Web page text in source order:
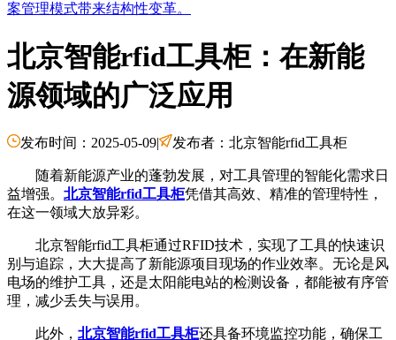
案管理模式带来结构性变革。
北京智能rfid工具柜：在新能
源领域的广泛应用
发布时间：2025-05-09| 发布者：北京智能rfid工具柜
随着新能源产业的蓬勃发展，对工具管理的智能化需求日
益增强。 北京智能rfid工具柜凭借其高效、精准的管理特性，
在这一领域大放异彩。
北京智能rfid工具柜通过RFID技术，实现了工具的快速识
别与追踪，大大提高了新能源项目现场的作业效率。无论是风
电场的维护工具，还是太阳能电站的检测设备，都能被有序管
理，减少丢失与误用。
此外， 北京智能rfid工具柜还具备环境监控功能，确保工